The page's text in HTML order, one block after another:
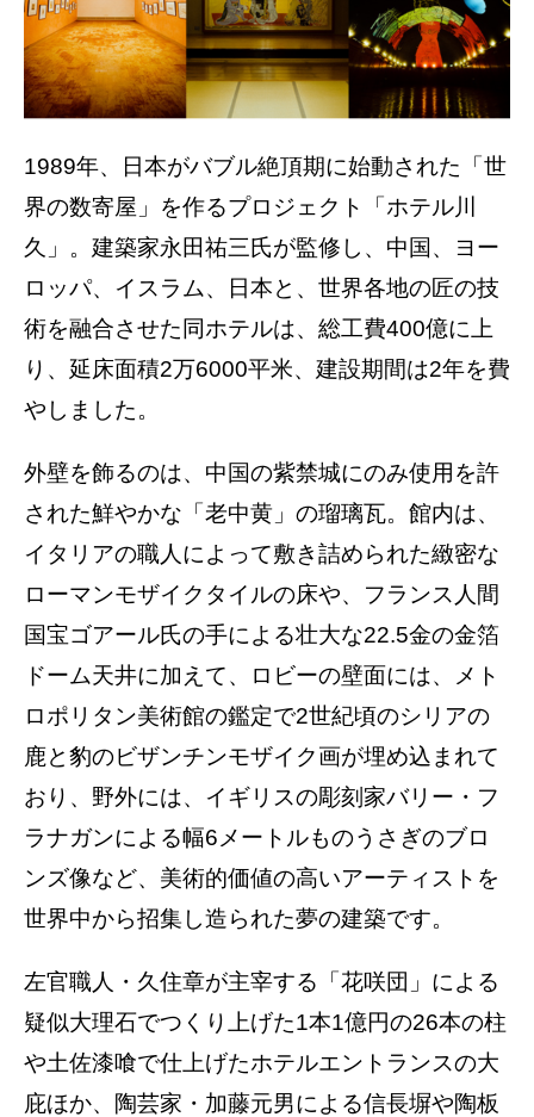
1989年、日本がバブル絶頂期に始動された「世
界の数寄屋」を作るプロジェクト「ホテル川
久」。建築家永田祐三氏が監修し、中国、ヨー
ロッパ、イスラム、日本と、世界各地の匠の技
術を融合させた同ホテルは、総工費400億に上
り、延床面積2万6000平米、建設期間は2年を費
やしました。
外壁を飾るのは、中国の紫禁城にのみ使用を許
された鮮やかな「老中黄」の瑠璃瓦。館内は、
イタリアの職人によって敷き詰められた緻密な
ローマンモザイクタイルの床や、フランス人間
国宝ゴアール氏の手による壮大な22.5金の金箔
ドーム天井に加えて、ロビーの壁面には、メト
ロポリタン美術館の鑑定で2世紀頃のシリアの
鹿と豹のビザンチンモザイク画が埋め込まれて
おり、野外には、イギリスの彫刻家バリー・フ
ラナガンによる幅6メートルものうさぎのブロ
ンズ像など、美術的価値の高いアーティストを
世界中から招集し造られた夢の建築です。
左官職人・久住章が主宰する「花咲団」による
疑似大理石でつくり上げた1本1億円の26本の柱
や土佐漆喰で仕上げたホテルエントランスの大
庇ほか、陶芸家・加藤元男による信長塀や陶板